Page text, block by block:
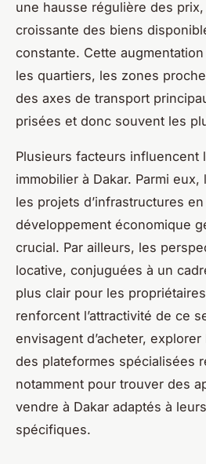
une hausse régulière des
croissante des biens
constante. Cette
les quartiers, les zones
des axes de transport
prisées et donc souvent les
Plusieurs facteurs influencent
immobilier à Dakar. Parmi
les projets d’infrastructures
développement économique
crucial. Par ailleurs, les
locative, conjuguées à un
plus clair pour les
renforcent l’attractivité de ce
envisagent d’acheter,
des plateformes spécialisées
notamment pour trouver des
vendre à Dakar adaptés à
spécifiques.